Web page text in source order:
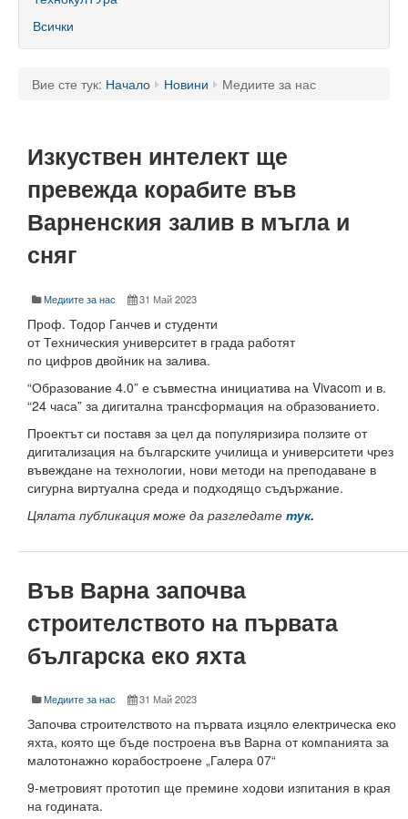
60 години ТУ - Варна
Програма 60 г.
Успели в науката и бизнеса
Поздравителни адреси
Тържество по случай празника на университета
Мандатна програма
Ректор
Ръководство
Структура
Органи за управление
Факултети и Колежи
Факултети
Машинно-технологичен факултет
Корабостроителен факултет
Електротехнически факултет
Факултет по изчислителна техника и автоматизация
Колежи
Добруджански технологичен колеж
Колеж в структурата на ТУ-Варна
Департамент ЕПОС
Научноизследователски институт
Отдели и Центрове
Всички
Вие сте тук: Начало Новини Медиите за нас
Изкуствен интелект ще
превежда корабите във
Варненския залив в мъгла и
сняг
Медиите за нас 31 Май 2023
Проф. Тодор Ганчев и студенти
от Техническия университет в града работят
по цифров двойник на залива.
“Образование 4.0” е съвместна инициатива на Vivacom и в.
“24 часа” за дигитална трансформация на образованието.
Проектът си поставя за цел да популяризира ползите от
дигитализация на българските училища и университети чрез
въвеждане на технологии, нови методи на преподаване в
сигурна виртуална среда и подходящо съдържание.
Цялата публикация може да разгледате тук.
Във Варна започва
строителството на първата
българска еко яхта
Медиите за нас 31 Май 2023
Започва строителството на първата изцяло електрическа еко
яхта, която ще бъде построена във Варна от компанията за
малотонажно корабостроене „Галера 07“
9-метровият прототип ще премине ходови изпитания в края
на годината.